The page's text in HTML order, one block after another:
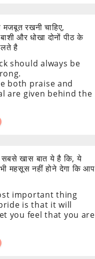
मजबूत रखनी चाहिए,
और धोखा दोनों पीठ के
है
should always be
both praise and
are given behind the
खास बात ये है कि, ये
महसूस नहीं होने देगा कि आप
important thing
is that it will
you feel that you are